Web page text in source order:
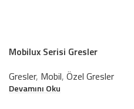
Mobilux Serisi Gresler
Gresler, Mobil, Özel Gresler
Devamını Oku